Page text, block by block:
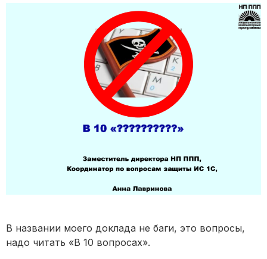
В названии моего доклада не баги, это вопросы,
надо читать «В 10 вопросах».